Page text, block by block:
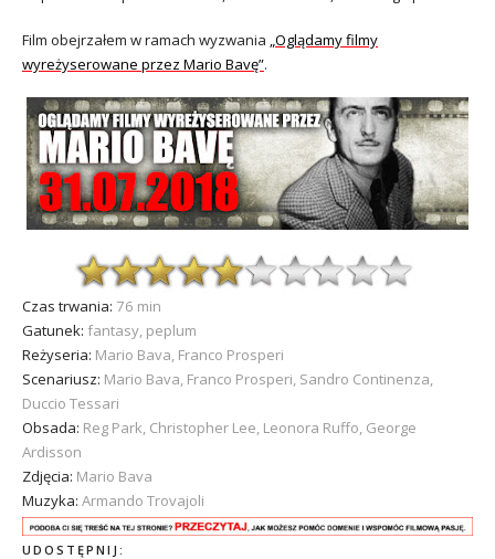
Film obejrzałem w ramach wyzwania „Oglądamy filmy
wyreżyserowane przez Mario Bavę”.
Czas trwania: 76 min
Gatunek: fantasy, peplum
Reżyseria: Mario Bava, Franco Prosperi
Scenariusz: Mario Bava, Franco Prosperi, Sandro Continenza,
Duccio Tessari
Obsada: Reg Park, Christopher Lee, Leonora Ruffo, George
Ardisson
Zdjęcia: Mario Bava
Muzyka: Armando Trovajoli
UDOSTĘPNIJ: